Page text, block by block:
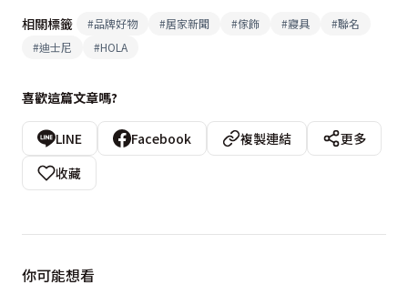
相關標籤 #品牌好物 #居家新聞 #傢飾 #寢具 #聯名
#迪士尼 #HOLA
喜歡這篇文章嗎?
LINE Facebook 複製連結
更多
收藏
你可能想看